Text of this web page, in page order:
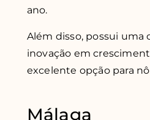
ano.
Além disso, possui uma
inovação em
excelente opção para
Málaga